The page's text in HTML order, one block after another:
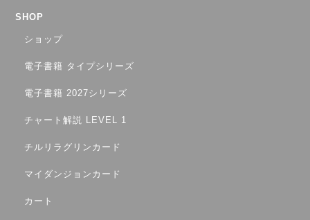
SHOP
ショップ
電子書籍 タイプシリーズ
電子書籍 2027シリーズ
チャート解説 LEVEL 1
チルリラグリンカード
マイダンジョンカード
カート